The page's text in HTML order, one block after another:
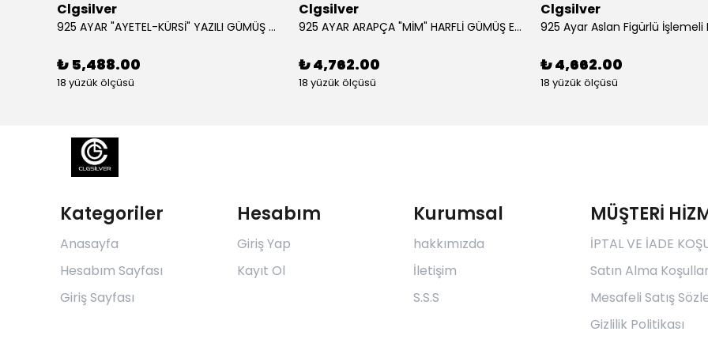
Clgsilver
925 AYAR "AYETEL-KÜRSİ" YAZILI GÜMÜŞ ERKEK YÜZÜK
₺ 5,488.00
18 yüzük ölçüsü
Clgsilver
925 AYAR ARAPÇA "MİM" HARFLİ GÜMÜŞ ERKEK YÜZÜK
₺ 4,762.00
18 yüzük ölçüsü
Clgsilver
₺ 4,662.00
18 yüzük ölçüsü
Kategoriler
Anasayfa
Hesabım Sayfası
Giriş Sayfası
Hesabım
Giriş Yap
Kayıt Ol
Kurumsal
hakkımızda
İletişim
S.S.S
MÜŞTERİ
İPTAL VE İADE
Satın Alma
Mesafeli Satış
Gizlilik Politikası